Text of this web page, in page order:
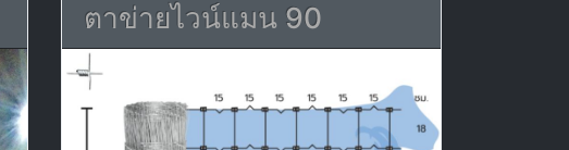
ตาข่ายไวน์แมน 90